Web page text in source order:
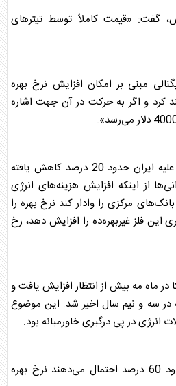
گفت: «قیمت کاملاً توسط تیترهای
مبنی بر امکان افزایش نرخ بهره
کرد و اگر به حرکت در آن جهت اشاره
قیمت طلا از زمان آغاز جنگ علیه ایران حدود 20 درصد کاهش یافته
از اینکه افزایش هزینه‌های انرژی
مرکزی را وادار کند نرخ بهره را
این فلز غیربهره‌ده را افزایش دهد، رخ
در ماه مه بیش از انتظار افزایش یافت و
در سه و نیم سال اخیر شد. این موضوع
انرژی در پی درگیری خاورمیانه بود.
معامله‌گران در حال حاضر حدود 60 درصد احتمال می‌دهند نرخ بهره